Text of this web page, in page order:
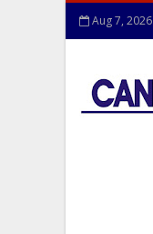
Aug 7, 2026